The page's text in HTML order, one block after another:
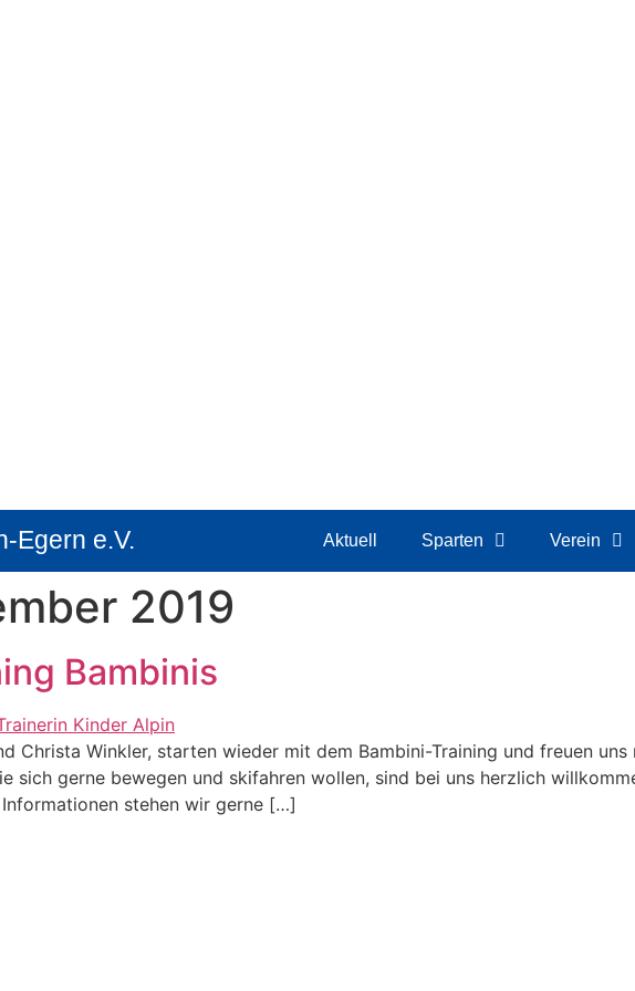
Egern e.V. Aktuell Sparten Verein
2019
Bambinis
Christa Winkler, starten wieder mit dem Bambini-Training und freuen
sich gerne bewegen und skifahren wollen, sind bei uns herzlich
stehen wir gerne […]